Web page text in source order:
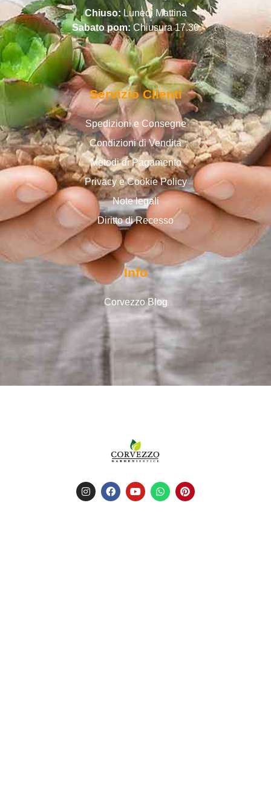
Chiuso:Lunedì Mattina
Sabato pom:Chiusura 17.30
Servizio Clienti
Spedizioni e Consegne
Condizioni di Vendita
Metodi di Pagamento
Privacy e Cookie Policy
Note legali
Diritto di Recesso
Info
Corvezzo Blog